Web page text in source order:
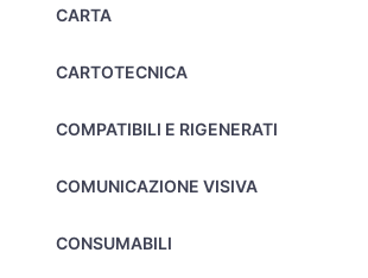
CARTA
CARTOTECNICA
COMPATIBILI E RIGENERATI
COMUNICAZIONE VISIVA
CONSUMABILI